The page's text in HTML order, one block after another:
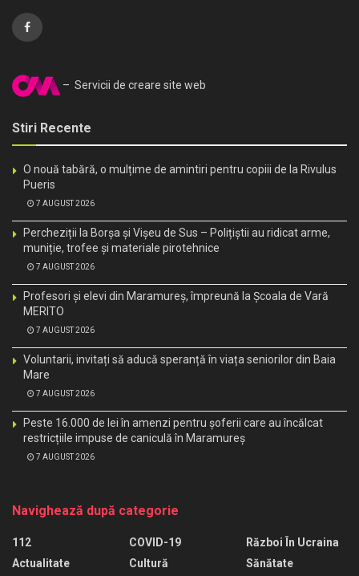
– Servicii de creare site web
Stiri Recente
O nouă tabără, o mulțime de amintiri pentru copiii de la Rivulus
Pueris
7 AUGUST 2026
Percheziții la Borșa și Vișeu de Sus – Polițiștii au ridicat arme,
muniție, trofee și materiale pirotehnice
7 AUGUST 2026
Profesori și elevi din Maramureș, împreună la Școala de Vară
MERITO
7 AUGUST 2026
Voluntarii, invitați să aducă speranță în viața seniorilor din Baia
Mare
7 AUGUST 2026
Peste 16.000 de lei în amenzi pentru șoferii care au încălcat
restricțiile impuse de caniculă în Maramureș
7 AUGUST 2026
Navighează după categorie
112
Actualitate
COVID-19
Cultură
Război În Ucraina
Sănătate